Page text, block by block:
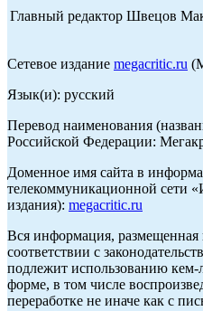
Главный редактор Швецов
Сетевое издание megacritic.ru
Язык(и): русский
Перевод наименования
Российской Федерации:
Доменное имя сайта в
телекоммуникационной сети
издания): megacritic.ru
Вся информация, размещенная
соответствии с
подлежит использованию
форме, в том числе
переработке не иначе как с